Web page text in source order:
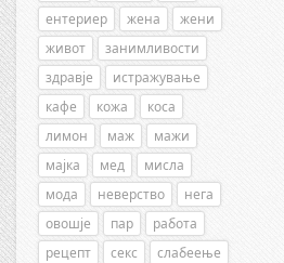
ентериер
жена
жени
живот
занимливости
здравје
истражување
кафе
кожа
коса
лимон
маж
мажи
мајка
мед
мисла
мода
неверство
нега
овошје
пар
работа
рецепт
секс
слабеење